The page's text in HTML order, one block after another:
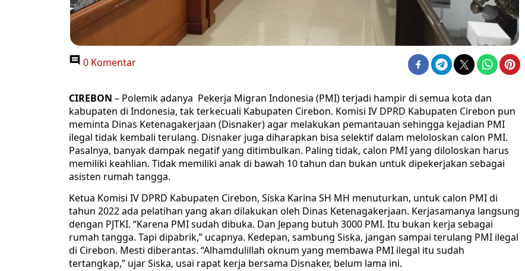
0 Komentar
CIREBON – Polemik adanya Pekerja Migran Indonesia (PMI) terjadi hampir di semua kota dan
kabupaten di Indonesia, tak terkecuali Kabupaten Cirebon. Komisi IV DPRD Kabupaten Cirebon pun
meminta Dinas Ketenagakerjaan (Disnaker) agar melakukan pemantauan sehingga kejadian PMI
ilegal tidak kembali terulang. Disnaker juga diharapkan bisa selektif dalam meloloskan calon PMI.
Pasalnya, banyak dampak negatif yang ditimbulkan. Paling tidak, calon PMI yang diloloskan harus
memiliki keahlian. Tidak memiliki anak di bawah 10 tahun dan bukan untuk dipekerjakan sebagai
asisten rumah tangga.
Ketua Komisi IV DPRD Kabupaten Cirebon, Siska Karina SH MH menuturkan, untuk calon PMI di
tahun 2022 ada pelatihan yang akan dilakukan oleh Dinas Ketenagakerjaan. Kerjasamanya langsung
dengan PJTKI. “Karena PMI sudah dibuka. Dan Jepang butuh 3000 PMI. Itu bukan kerja sebagai
rumah tangga. Tapi dipabrik,” ucapnya. Kedepan, sambung Siska, jangan sampai terulang PMI ilegal
di Cirebon. Mesti diberantas. “Alhamdulillah oknum yang membawa PMI ilegal itu sudah
tertangkap,” ujar Siska, usai rapat kerja bersama Disnaker, belum lama ini.